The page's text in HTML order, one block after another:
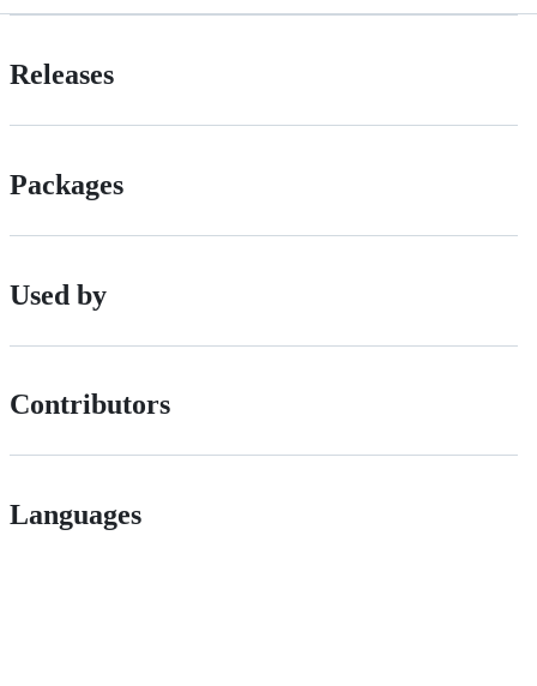
Releases
Packages
Used by
Contributors
Languages